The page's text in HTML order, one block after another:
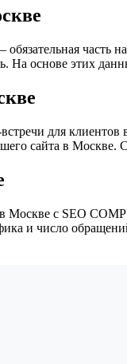
часть
На основе этих
для
сайта в
Москве с SEO
и число